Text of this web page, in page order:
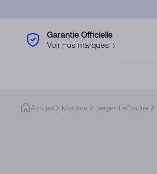
Garantie Officielle
Voir nos marques
Accueil Montres Jaeger-LeCoultre